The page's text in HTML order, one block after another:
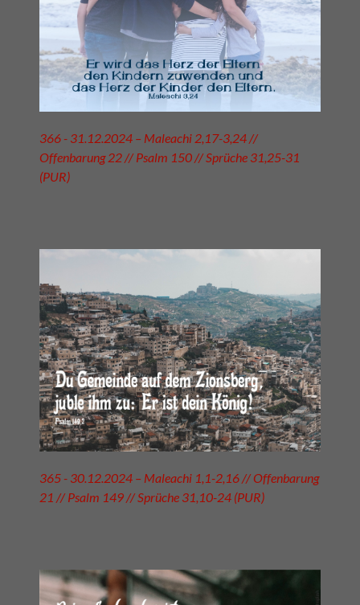
366 - 31.12.2024 – Maleachi 2,17-3,24 //
Offenbarung 22 // Psalm 150 // Sprüche 31,25-31
(PUR)
365 - 30.12.2024 – Maleachi 1,1-2,16 // Offenbarung
21 // Psalm 149 // Sprüche 31,10-24 (PUR)